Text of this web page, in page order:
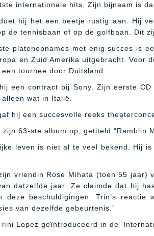
internationale hits. Zijn bijnaam is
hij het een beetje rustig aan. Hij
de tennisbaan of op de golfbaan. Dit
platenopnames met enig succes is
en Zuid Amerika uitgebracht. Voor
tournee door Duitsland.
een contract bij Sony. Zijn eerste
wat in Italië.
hij een succesvolle reeks
63-ste album op, getiteld “Ramblin
leven is niet al te veel bekend. Hij
vriendin Rose Mihata (toen 55 jaar)
datzelfde jaar. Ze claimde dat hij
deze beschuldigingen. Trin’s
van dezelfde gebeurtenis.”
Lopez geïntroduceerd in de